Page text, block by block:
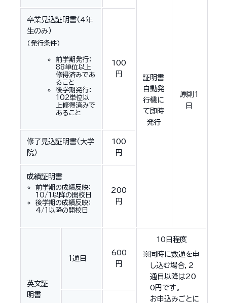
証明書
自動発
行機に
て即時
発行
原則1
日
卒業見込証明書（4年
生のみ）
（発行条件）
前学期発行：
88単位以上
修得済みであ
ること
後学期発行：
102単位以
上修得済みで
あること
100
円
修了見込証明書（大学
院）
100
円
成績証明書
前学期の成績反映：
10/1以降の開校日
後学期の成績反映：
4/1以降の開校日
200
円
英文証
明書
1通目
600
円
10日程度
※同時に数通を申
し込む場合，2
通目以降は20
0円です。
お申込みごとに